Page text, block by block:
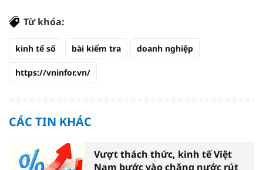
Từ khóa:
kinh tế số bài kiểm tra doanh nghiệp
https://vninfor.vn/
CÁC TIN KHÁC
Vượt thách thức, kinh tế Việt
Nam bước vào chặng nước rút